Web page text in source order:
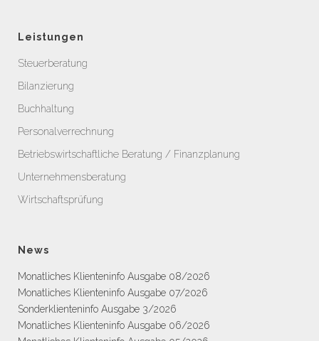
Leistungen
Steuerberatung
Bilanzierung
Buchhaltung
Personalverrechnung
Betriebswirtschaftliche Beratung / Finanzplanung
Unternehmensberatung
Wirtschaftsprüfung
News
Monatliches Klienteninfo Ausgabe 08/2026
Monatliches Klienteninfo Ausgabe 07/2026
Sonderklienteninfo Ausgabe 3/2026
Monatliches Klienteninfo Ausgabe 06/2026